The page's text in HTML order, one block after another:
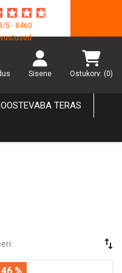
5 - 8460
Sisene Ostukorv: (0)
TERAS
swap_vert